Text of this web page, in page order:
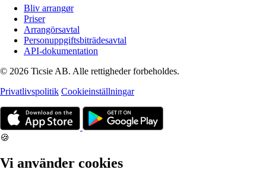
Bliv arrangør
Priser
Arrangörsavtal
Personuppgiftsbiträdesavtal
API-dokumentation
© 2026 Ticsie AB. Alle rettigheder forbeholdes.
Privatlivspolitik Cookieinställningar
🍪
Vi använder cookies